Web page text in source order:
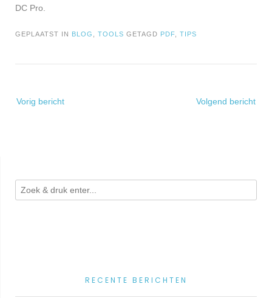
DC Pro.
GEPLAATST IN BLOG TOOLS GETAGD PDF TIPS
navigatie
Vorig bericht Volgend bericht
RECENTE BERICHTEN